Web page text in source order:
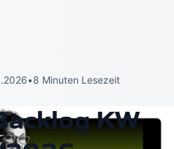
•8 Minuten Lesezeit
KW